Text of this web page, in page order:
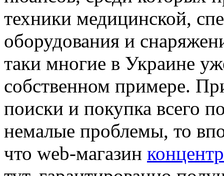
техники медицинской,
оборудования и
таки многие в Украине
собственном примере.
поиски и покупка всего
немалые проблемы, то
что web-магазин